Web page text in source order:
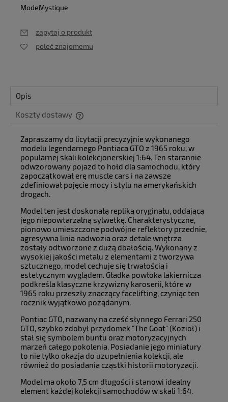
ModeMystique
zapytaj o produkt
poleć znajomemu
Opis
Koszty dostawy
Cena nie zawiera ewentualnych kosztów płatności
Zapraszamy do licytacji precyzyjnie wykonanego
modelu legendarnego Pontiaca GTO z 1965 roku, w
popularnej skali kolekcjonerskiej 1:64. Ten starannie
odwzorowany pojazd to hołd dla samochodu, który
zapoczątkował erę muscle cars i na zawsze
zdefiniował pojęcie mocy i stylu na amerykańskich
drogach.
Model ten jest doskonałą repliką oryginału, oddającą
jego niepowtarzalną sylwetkę. Charakterystyczne,
pionowo umieszczone podwójne reflektory przednie,
agresywna linia nadwozia oraz detale wnętrza
zostały odtworzone z dużą dbałością. Wykonany z
wysokiej jakości metalu z elementami z tworzywa
sztucznego, model cechuje się trwałością i
estetycznym wyglądem. Gładka powłoka lakiernicza
podkreśla klasyczne krzywizny karoserii, które w
1965 roku przeszły znaczący facelifting, czyniąc ten
rocznik wyjątkowo pożądanym.
Pontiac GTO, nazwany na cześć słynnego Ferrari 250
GTO, szybko zdobył przydomek "The Goat" (Kozioł) i
stał się symbolem buntu oraz motoryzacyjnych
marzeń całego pokolenia. Posiadanie jego miniatury
to nie tylko okazja do uzupełnienia kolekcji, ale
również do posiadania cząstki historii motoryzacji.
Model ma około 7,5 cm długości i stanowi idealny
element każdej kolekcji samochodów w skali 1:64.